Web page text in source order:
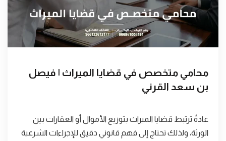
محامي متخصص في قضايا الميراث | فيصل
بن سعد القرني
عادةً ترتبط قضايا الميراث بتوزيع الأموال أو العقارات بين
الورثة، ولذلك تحتاج إلى فهم قانوني دقيق للإجراءات الشرعية